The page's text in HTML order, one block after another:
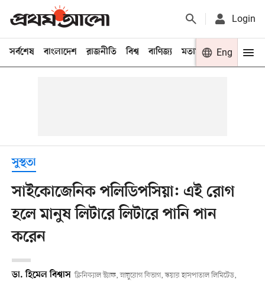
Login
সর্বশেষ বাংলাদেশ রাজনীতি বিশ্ব বাণিজ্য মতামত খেলা
Eng
সুস্থতা
সাইকোজেনিক পলিডিপসিয়া: এই রোগ
হলে মানুষ লিটারে লিটারে পানি পান
করেন
ডা. হিমেল বিশ্বাস ক্লিনিক্যাল স্ট্যাফ, স্নায়ুরোগ বিভাগ, স্কয়ার হাসপাতাল লিমিটেড,